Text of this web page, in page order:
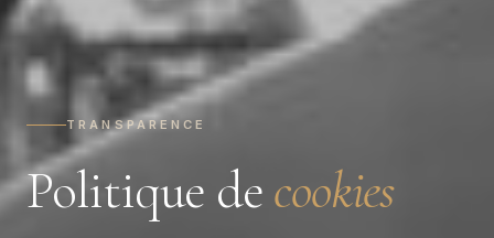
TRANSPARENCE
Politique decookies